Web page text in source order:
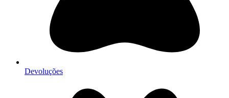
Devoluções